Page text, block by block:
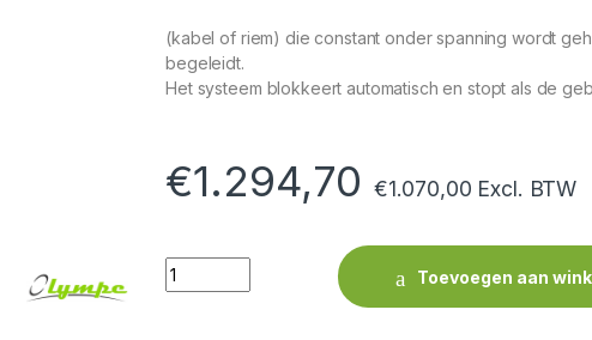
(kabel of riem) die constant onder spanning wordt
begeleidt.
Het systeem blokkeert automatisch en stopt als de
€1.294,70 €1.070,00 Excl. BTW
Quantity
Toevoegen aan